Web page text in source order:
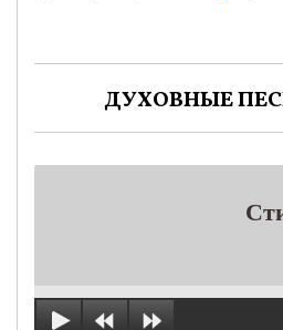
ДУХОВНЫЕ